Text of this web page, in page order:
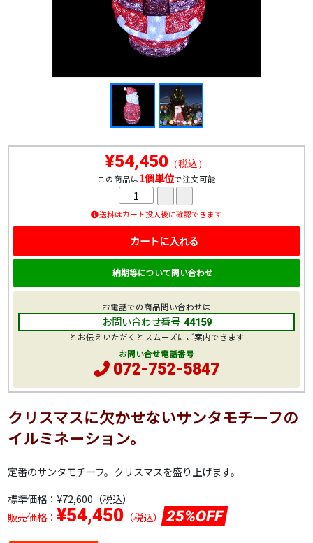
クリスマスに欠かせないサンタモチーフの
イルミネーション。
定番のサンタモチーフ。クリスマスを盛り上げます。
標準価格： ¥72,600 （税込）
販売価格： ¥54,450 （税込） 25%OFF
¥54,450 （税込）
この商品は1個単位で注文可能
送料はカート投入後に確認できます
カートに入れる
納期等について問い合わせ
お電話での商品問い合わせは
お問い合わせ番号 44159
とお伝えいただくとスムーズにご案内できます
お問い合せ電話番号
072-752-5847